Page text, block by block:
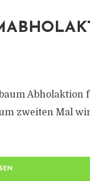
Abholaktion
zweiten Mal